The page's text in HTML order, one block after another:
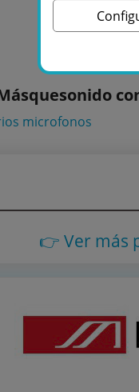
microfonos
👉 Ver más